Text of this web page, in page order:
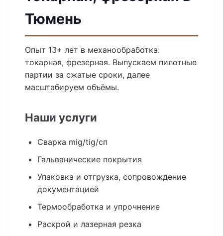
Тюмень
Опыт 13+ лет в механообработка:
токарная, фрезерная. Выпускаем пилотные
партии за сжатые сроки, далее
масштабируем объёмы.
Наши услуги
Сварка mig/tig/сп
Гальванические покрытия
Упаковка и отгрузка, сопровождение
документацией
Термообработка и упрочнение
Раскрой и лазерная резка